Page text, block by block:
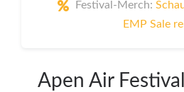
Festival-Merch:
EMP Sale
Apen Air